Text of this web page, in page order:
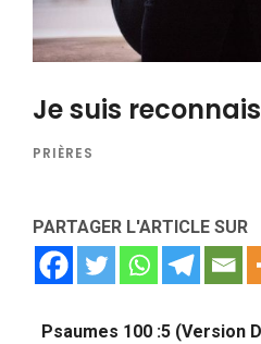
Je suis
PRIÈRES
PARTAGER L'ARTICLE SUR
Psaumes 100 :5 (Version